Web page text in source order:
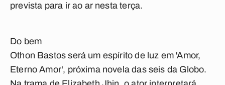
prevista para ir ao ar nesta terça.
Do bem
Othon Bastos será um espírito de luz em 'Amor,
Eterno Amor', próxima novela das seis da Globo.